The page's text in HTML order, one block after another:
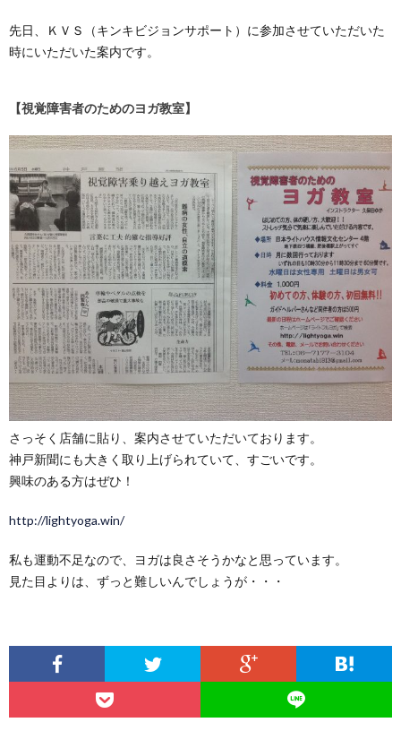
先日、ＫＶＳ（キンキビジョンサポート）に参加させていただいた
時にいただいた案内です。
【視覚障害者のためのヨガ教室】
さっそく店舗に貼り、案内させていただいております。
神戸新聞にも大きく取り上げられていて、すごいです。
興味のある方はぜひ！
http://lightyoga.win/
私も運動不足なので、ヨガは良さそうかなと思っています。
見た目よりは、ずっと難しいんでしょうが・・・